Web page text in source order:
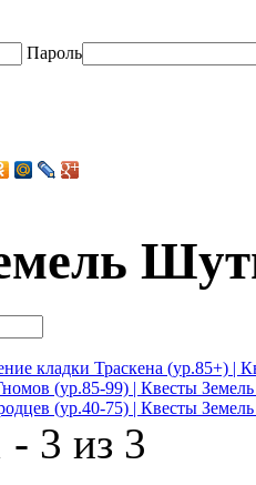
Пароль
кладки Траскена (ур.85+) |
(ур.85-99) | Квесты
(ур.40-75) | Квесты
- 3 из 3